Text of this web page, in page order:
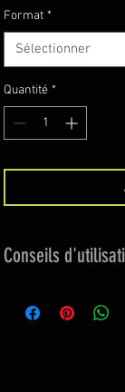
Format *
Sélectionner
Quantité *
Conseils
souche durant la